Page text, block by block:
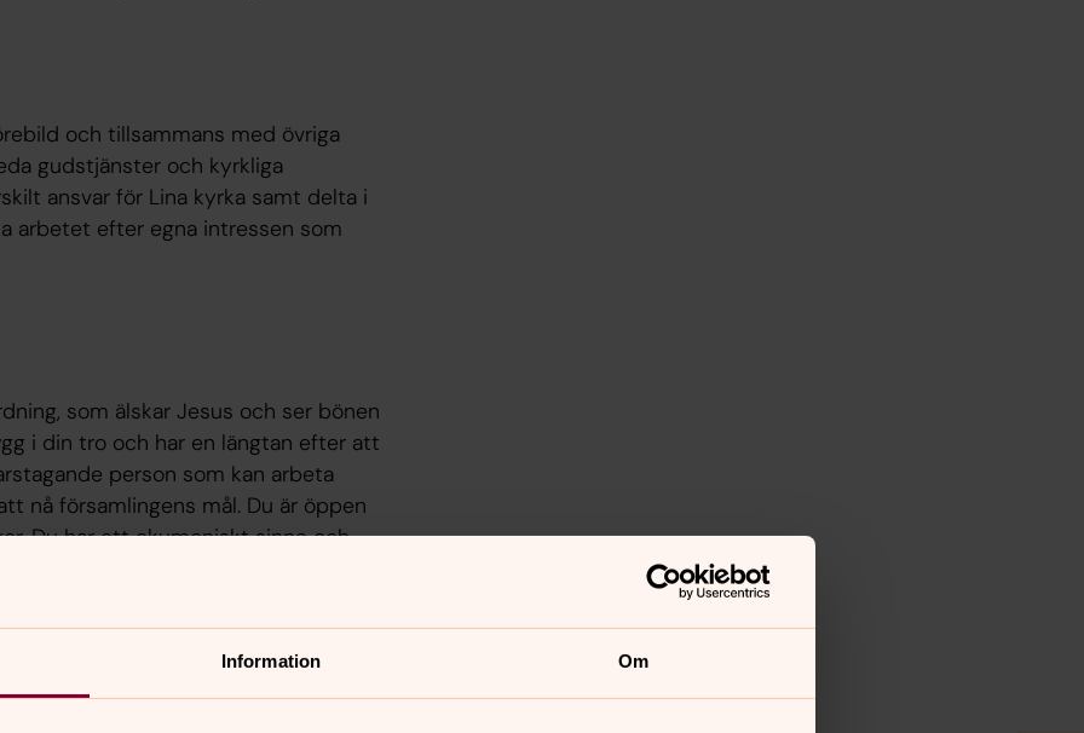
Information Om
och tillsammans med övriga
gudstjänster och kyrkliga
ansvar för Lina kyrka samt delta i
arbetet efter egna intressen som
som älskar Jesus och ser bönen
i din tro och har en längtan efter att
person som kan arbeta
nå församlingens mål. Du är öppen
Du har ett ekumeniskt sinne och
ortodoxa.
att lära dig det eftersom det i Lina
olika funktionsvariationer (Angels)